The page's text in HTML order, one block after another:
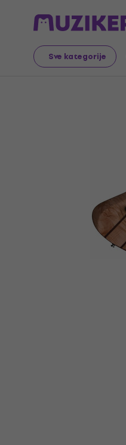
Sve kategorije
Muzički instrumenti
Prodaja je završena